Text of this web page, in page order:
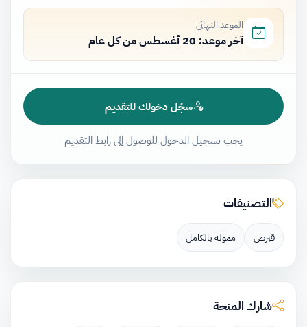
الموعد النهائي
آخر موعد: 20 أغسطس من كل عام
سجّل دخولك للتقديم
يجب تسجيل الدخول للوصول إلى رابط التقديم
التصنيفات
قبرص ممولة بالكامل
شارك المنحة